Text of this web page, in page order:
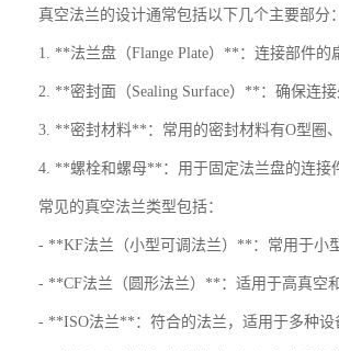
真空法兰的设计通常包括以下几个主要部分：
1. **法兰盘（Flange Plate）**：连接部件
2. **密封面（Sealing Surface）**：确保连
3. **密封材料**：常用的密封材料有O型圈
4. **螺栓和螺母**：用于固定法兰盘的连接
常见的真空法兰类型包括：
- **KF法兰（小型可调法兰）**：常用于小
- **CF法兰（圆形法兰）**：适用于高真空
- **ISO法兰**：符合的法兰，适用于多种设